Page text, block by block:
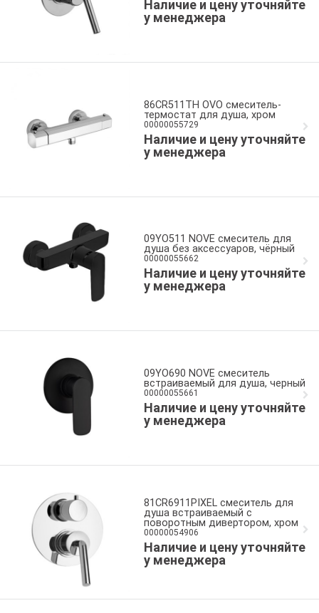
Наличие и цену уточняйте
у менеджера
86CR511TH OVO смеситель-
термостат для душа, хром
00000055729
Наличие и цену уточняйте
у менеджера
09YO511 NOVE смеситель для
душа без аксессуаров, чёрный
00000055662
Наличие и цену уточняйте
у менеджера
09YO690 NOVE смеситель
встраиваемый для душа, черный
00000055661
Наличие и цену уточняйте
у менеджера
81CR6911PIXEL смеситель для
душа встраиваемый с
поворотным дивертором, хром
00000054906
Наличие и цену уточняйте
у менеджера